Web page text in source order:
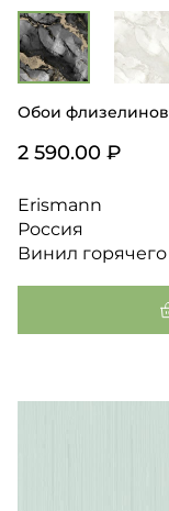
Обои
2 590.00 ₽
Erismann
Россия
Винил